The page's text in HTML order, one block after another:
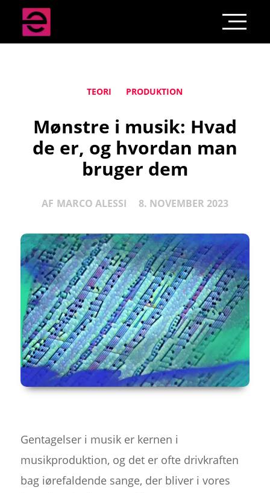
TEORI PRODUKTION
Mønstre i musik: Hvad
de er, og hvordan man
bruger dem
AF MARCO ALESSI 8. NOVEMBER 2023
Gentagelser i musik er kernen i
musikproduktion, og det er ofte drivkraften
bag iørefaldende sange, der bliver i vores